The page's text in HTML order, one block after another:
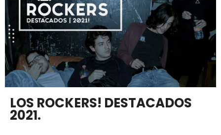
LOS ROCKERS! DESTACADOS
2021.